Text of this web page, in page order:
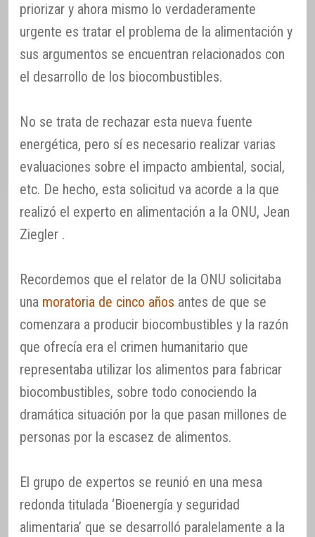
priorizar y ahora mismo lo verdaderamente
urgente es tratar el problema de la alimentación y
sus argumentos se encuentran relacionados con
el desarrollo de los biocombustibles.
No se trata de rechazar esta nueva fuente
energética, pero sí es necesario realizar varias
evaluaciones sobre el impacto ambiental, social,
etc. De hecho, esta solicitud va acorde a la que
realizó el experto en alimentación a la ONU, Jean
Ziegler .
Recordemos que el relator de la ONU solicitaba
una moratoria de cinco años antes de que se
comenzara a producir biocombustibles y la razón
que ofrecía era el crimen humanitario que
representaba utilizar los alimentos para fabricar
biocombustibles, sobre todo conociendo la
dramática situación por la que pasan millones de
personas por la escasez de alimentos.
El grupo de expertos se reunió en una mesa
redonda titulada ‘Bioenergía y seguridad
alimentaria’ que se desarrolló paralelamente a la